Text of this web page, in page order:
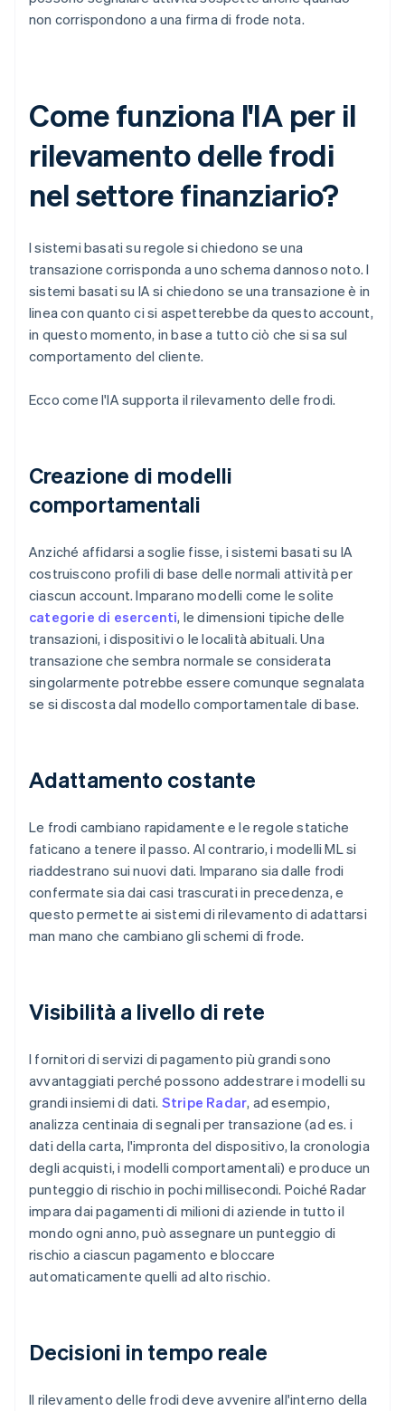
non corrispondono a una firma di frode nota.
Come funziona l'IA per il
rilevamento delle frodi
nel settore finanziario?
I sistemi basati su regole si chiedono se una
transazione corrisponda a uno schema dannoso noto. I
sistemi basati su IA si chiedono se una transazione è in
linea con quanto ci si aspetterebbe da questo account,
in questo momento, in base a tutto ciò che si sa sul
comportamento del cliente.
Ecco come l'IA supporta il rilevamento delle frodi.
Creazione di modelli
comportamentali
Anziché affidarsi a soglie fisse, i sistemi basati su IA
costruiscono profili di base delle normali attività per
ciascun account. Imparano modelli come le solite
categorie di esercenti, le dimensioni tipiche delle
transazioni, i dispositivi o le località abituali. Una
transazione che sembra normale se considerata
singolarmente potrebbe essere comunque segnalata
se si discosta dal modello comportamentale di base.
Adattamento costante
Le frodi cambiano rapidamente e le regole statiche
faticano a tenere il passo. Al contrario, i modelli ML si
riaddestrano sui nuovi dati. Imparano sia dalle frodi
confermate sia dai casi trascurati in precedenza, e
questo permette ai sistemi di rilevamento di adattarsi
man mano che cambiano gli schemi di frode.
Visibilità a livello di rete
I fornitori di servizi di pagamento più grandi sono
avvantaggiati perché possono addestrare i modelli su
grandi insiemi di dati. Stripe Radar, ad esempio,
analizza centinaia di segnali per transazione (ad es. i
dati della carta, l'impronta del dispositivo, la cronologia
degli acquisti, i modelli comportamentali) e produce un
punteggio di rischio in pochi millisecondi. Poiché Radar
impara dai pagamenti di milioni di aziende in tutto il
mondo ogni anno, può assegnare un punteggio di
rischio a ciascun pagamento e bloccare
automaticamente quelli ad alto rischio.
Decisioni in tempo reale
Il rilevamento delle frodi deve avvenire all'interno della